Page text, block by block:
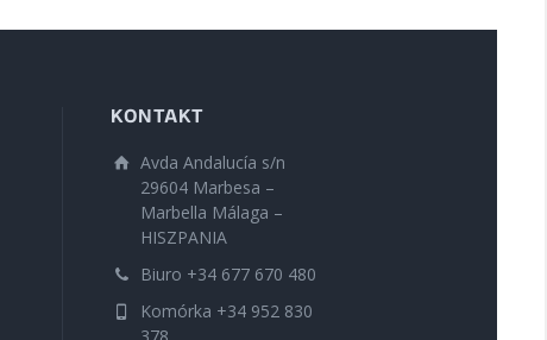
KONTAKT
Avda Andalucía s/n
29604 Marbesa –
Marbella Málaga –
HISZPANIA
Biuro +34 677 670 480
Komórka +34 952 830